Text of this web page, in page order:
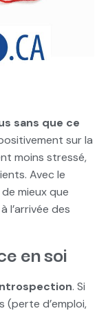
sans que ce
sur la
moins stressé,
Avec le
mieux que
l’arrivée des
en soi
. Si
(perte d’emploi,